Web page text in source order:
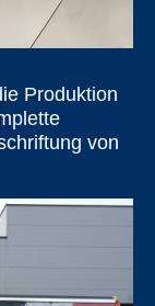
Produktion
von